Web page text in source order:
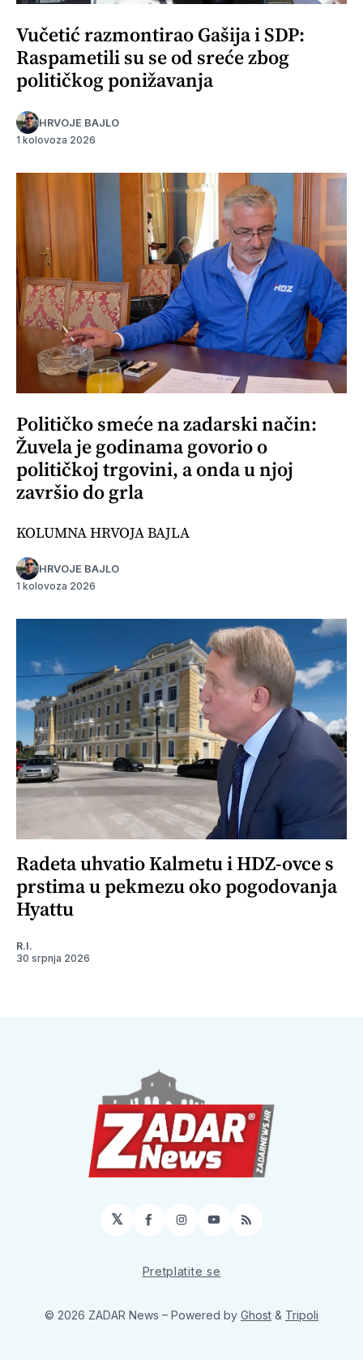
Vučetić razmontirao Gašija i SDP:
Raspametili su se od sreće zbog
političkog ponižavanja
HRVOJE BAJLO
1 kolovoza 2026
Političko smeće na zadarski način:
Žuvela je godinama govorio o
političkoj trgovini, a onda u njoj
završio do grla
KOLUMNA HRVOJA BAJLA
HRVOJE BAJLO
1 kolovoza 2026
Radeta uhvatio Kalmetu i HDZ-ovce s
prstima u pekmezu oko pogodovanja
Hyattu
R.I.
30 srpnja 2026
𝕏 Facebook
Instagram
YouTube
RSS
Pretplatite se
© 2026 ZADAR News – Powered by Ghost & Tripoli